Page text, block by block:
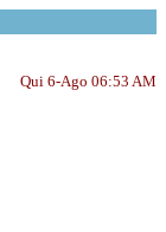
Qui 6-Ago 06:53 AM